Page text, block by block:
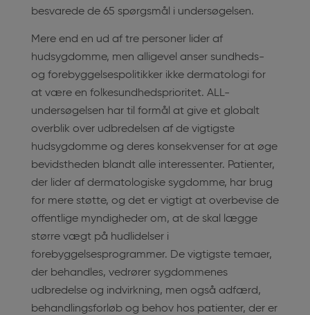
besvarede de 65 spørgsmål i undersøgelsen.
Mere end en ud af tre personer lider af
hudsygdomme, men alligevel anser sundheds-
og forebyggelsespolitikker ikke dermatologi for
at være en folkesundhedsprioritet. ALL-
undersøgelsen har til formål at give et globalt
overblik over udbredelsen af de vigtigste
hudsygdomme og deres konsekvenser for at øge
bevidstheden blandt alle interessenter. Patienter,
der lider af dermatologiske sygdomme, har brug
for mere støtte, og det er vigtigt at overbevise de
offentlige myndigheder om, at de skal lægge
større vægt på hudlidelser i
forebyggelsesprogrammer. De vigtigste temaer,
der behandles, vedrører sygdommenes
udbredelse og indvirkning, men også adfærd,
behandlingsforløb og behov hos patienter, der er